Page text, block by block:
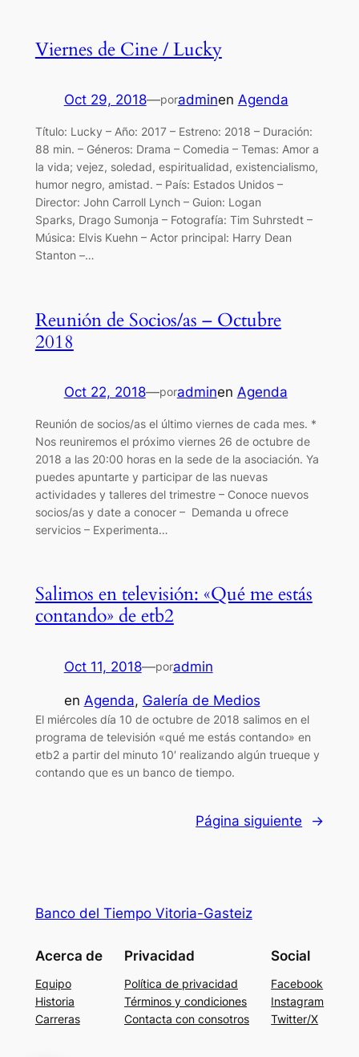
Viernes de Cine / Lucky
Oct 29, 2018—poradminen Agenda
Título: Lucky – Año: 2017 – Estreno: 2018 – Duración:
88 min. – Géneros: Drama – Comedia – Temas: Amor a
la vida; vejez, soledad, espiritualidad, existencialismo,
humor negro, amistad. – País: Estados Unidos –
Director: John Carroll Lynch – Guion: Logan
Sparks, Drago Sumonja – Fotografía: Tim Suhrstedt –
Música: Elvis Kuehn – Actor principal: Harry Dean
Stanton –…
Reunión de Socios/as – Octubre
2018
Oct 22, 2018—poradminen Agenda
Reunión de socios/as el último viernes de cada mes. *
Nos reuniremos el próximo viernes 26 de octubre de
2018 a las 20:00 horas en la sede de la asociación. Ya
puedes apuntarte y participar de las nuevas
actividades y talleres del trimestre – Conoce nuevos
socios/as y date a conocer – Demanda u ofrece
servicios – Experimenta…
Salimos en televisión: «Qué me estás
contando» de etb2
Oct 11, 2018—poradmin
en Agenda, Galería de Medios
El miércoles día 10 de octubre de 2018 salimos en el
programa de televisión «qué me estás contando» en
etb2 a partir del minuto 10′ realizando algún trueque y
contando que es un banco de tiempo.
Página siguiente →
Banco del Tiempo Vitoria-Gasteiz
Acerca de
Equipo
Historia
Carreras
Privacidad
Política de privacidad
Términos y condiciones
Contacta con consotros
Social
Facebook
Instagram
Twitter/X